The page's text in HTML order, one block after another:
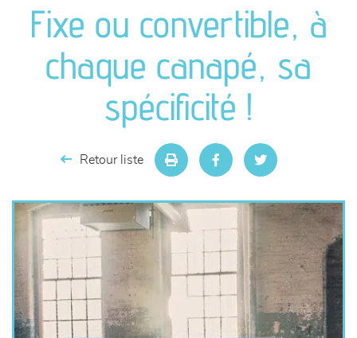
canapés et fauteuils
séjours
meubles de complément
chambres et dressing
literie
décoration
Fixe ou convertible, à
chaque canapé, sa
spécificité !
Retour liste